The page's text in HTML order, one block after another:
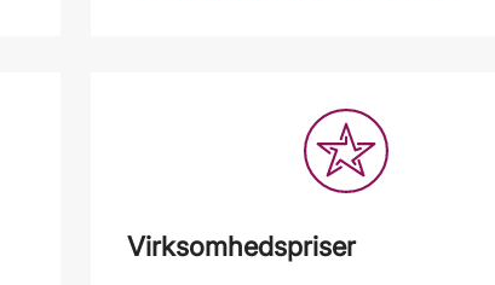
Virksomhedspriser